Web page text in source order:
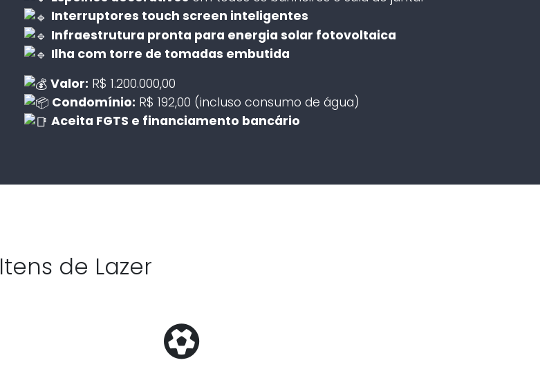
Interruptores touch screen inteligentes
Infraestrutura pronta para energia solar fotovoltaica
Ilha com torre de tomadas embutida
Valor: R$ 1.200.000,00
Condomínio: R$ 192,00 (incluso consumo de água)
Aceita FGTS e financiamento bancário
Itens de Lazer